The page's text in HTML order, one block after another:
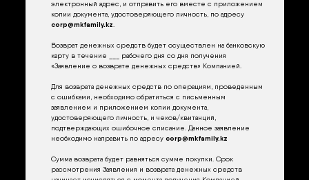
электронный адрес, и отправить его вместе с приложением
копии документа, удостоверяющего личность, по адресу
corp@mkfamily.kz
Возврат денежных средств будет осуществлен на банковскую
карту в течение ___ рабочего дня со дня получения
«Заявление о возврате денежных средств» Компанией.
Для возврата денежных средств по операциям, проведенным
с ошибками, необходимо обратиться с письменным
заявлением и приложением копии документа,
удостоверяющего личность, и чеков/квитанций,
подтверждающих ошибочное списание. Данное заявление
необходимо направить по адресу corp@mkfamily.kz
Сумма возврата будет равняться сумме покупки. Срок
рассмотрения Заявления и возврата денежных средств